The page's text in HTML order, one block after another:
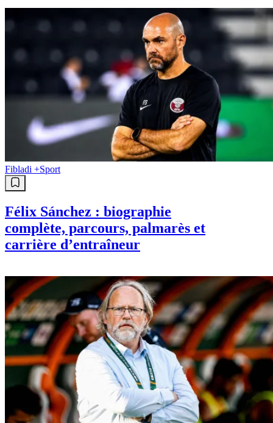
Fibladi +Sport
Félix Sánchez : biographie
complète, parcours, palmarès et
carrière d’entraîneur